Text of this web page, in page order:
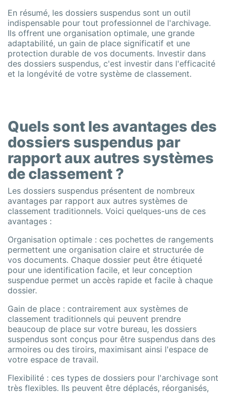
En résumé, les dossiers suspendus sont un outil
indispensable pour tout professionnel de l'archivage.
Ils offrent une organisation optimale, une grande
adaptabilité, un gain de place significatif et une
protection durable de vos documents. Investir dans
des dossiers suspendus, c'est investir dans l'efficacité
et la longévité de votre système de classement.
Quels sont les avantages des
dossiers suspendus par
rapport aux autres systèmes
de classement ?
Les dossiers suspendus présentent de nombreux
avantages par rapport aux autres systèmes de
classement traditionnels. Voici quelques-uns de ces
avantages :
Organisation optimale : ces pochettes de rangements
permettent une organisation claire et structurée de
vos documents. Chaque dossier peut être étiqueté
pour une identification facile, et leur conception
suspendue permet un accès rapide et facile à chaque
dossier.
Gain de place : contrairement aux systèmes de
classement traditionnels qui peuvent prendre
beaucoup de place sur votre bureau, les dossiers
suspendus sont conçus pour être suspendus dans des
armoires ou des tiroirs, maximisant ainsi l'espace de
votre espace de travail.
Flexibilité : ces types de dossiers pour l'archivage sont
très flexibles. Ils peuvent être déplacés, réorganisés,